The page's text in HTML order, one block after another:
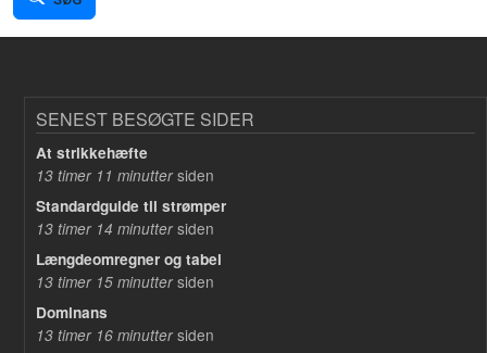
SENEST BESØGTE SIDER
At strikkehæfte
13 timer 11 minuttersiden
Standardguide til strømper
13 timer 14 minuttersiden
Længdeomregner og tabel
13 timer 15 minuttersiden
Dominans
13 timer 16 minuttersiden